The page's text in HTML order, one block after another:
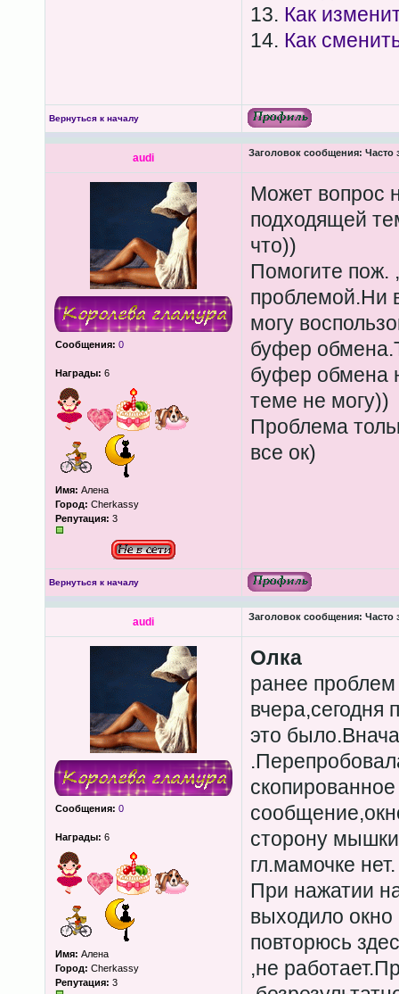
13. Как
14. Как
Вернуться к началу
audi Заголовок сообщения: Часто
Сообщения: 0
Награды: 6
Имя: Алена
Город: Cherkassy
Репутация: 3
Может вопрос
подходящей
что))
Помогите пож.
проблемой.Ни
могу
буфер
буфер обмена
теме не могу))
Проблема
все ок)
Вернуться к началу
audi Заголовок сообщения: Часто
Сообщения: 0
Награды: 6
Имя: Алена
Город: Cherkassy
Репутация: 3
Олка
ранее
вчера,сегодня
это
сторону мышки
гл.мамочке нет.
При нажатии
выходило окно
повторюсь
,не